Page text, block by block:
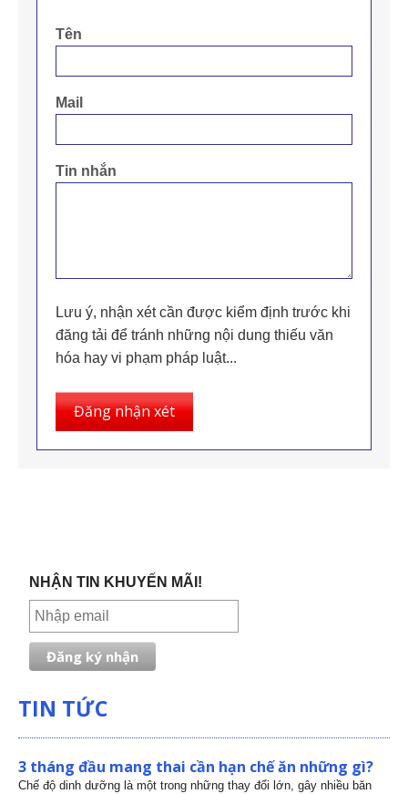
Tên
Mail
Tin nhắn
Lưu ý, nhận xét cần được kiểm định trước khi
đăng tải để tránh những nội dung thiếu văn
hóa hay vi phạm pháp luật...
Đăng nhận xét
NHẬN TIN KHUYẾN MÃI!
TIN TỨC
3 tháng đầu mang thai cần hạn chế ăn những gì?
Chế độ dinh dưỡng là một trong những thay đổi lớn, gây nhiều băn